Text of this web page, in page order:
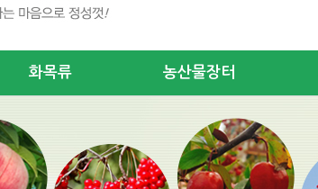
화목류 농산물장터